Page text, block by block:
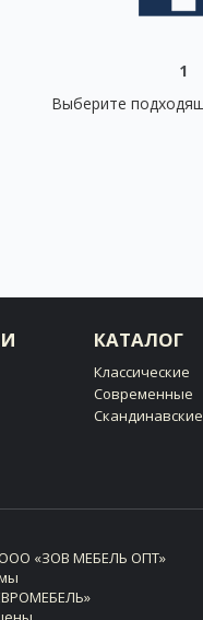
1
Выберите
КАТАЛОГ
Классические
Современные
Скандинавские
«ЗОВ МЕБЕЛЬ ОПТ»